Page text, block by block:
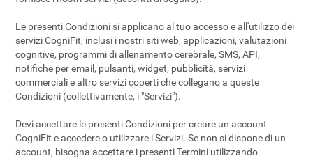
Le presenti Condizioni si applicano al tuo accesso e all'utilizzo dei
servizi CogniFit, inclusi i nostri siti web, applicazioni, valutazioni
cognitive, programmi di allenamento cerebrale, SMS, API,
notifiche per email, pulsanti, widget, pubblicità, servizi
commerciali e altro servizi coperti che collegano a queste
Condizioni (collettivamente, i "Servizi").
Devi accettare le presenti Condizioni per creare un account
CogniFit e accedere o utilizzare i Servizi. Se non si dispone di un
account, bisogna accettare i presenti Termini utilizzando